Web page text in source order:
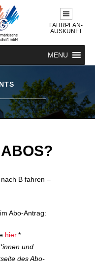
FAHRPLAN-
AUSKUNFT
MENU
B fahren –
Abo-Antrag:
hier.*
und
des Abo-